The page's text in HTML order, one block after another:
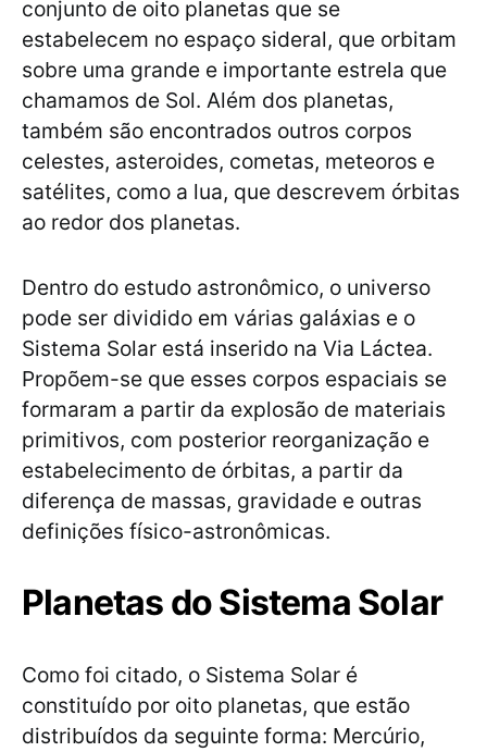
conjunto de oito planetas que se
estabelecem no espaço sideral, que orbitam
sobre uma grande e importante estrela que
chamamos de Sol. Além dos planetas,
também são encontrados outros corpos
celestes, asteroides, cometas, meteoros e
satélites, como a lua, que descrevem órbitas
ao redor dos planetas.
Dentro do estudo astronômico, o universo
pode ser dividido em várias galáxias e o
Sistema Solar está inserido na Via Láctea.
Propõem-se que esses corpos espaciais se
formaram a partir da explosão de materiais
primitivos, com posterior reorganização e
estabelecimento de órbitas, a partir da
diferença de massas, gravidade e outras
definições físico-astronômicas.
Planetas do Sistema Solar
Como foi citado, o Sistema Solar é
constituído por oito planetas, que estão
distribuídos da seguinte forma: Mercúrio,